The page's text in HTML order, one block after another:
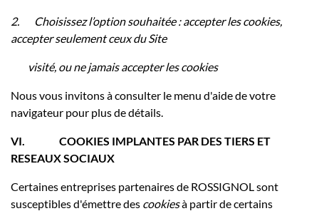
2. Choisissez l’option souhaitée : accepter les cookies,
accepter seulement ceux du Site
visité, ou ne jamais accepter les cookies
Nous vous invitons à consulter le menu d'aide de votre
navigateur pour plus de détails.
VI. COOKIES IMPLANTES PAR DES TIERS ET
RESEAUX SOCIAUX
Certaines entreprises partenaires de ROSSIGNOL sont
susceptibles d'émettre des cookiesà partir de certains